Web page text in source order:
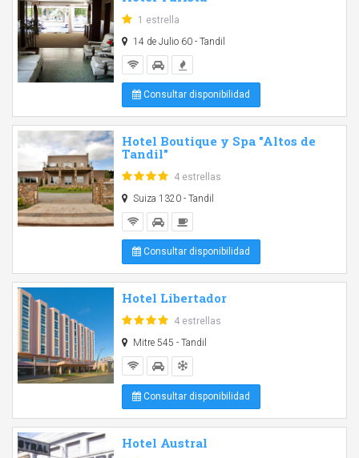
1 estrella
14 de Julio 60 - Tandil
Consultar disponibilidad
Hotel Boutique y Spa "Altos de
Tandil"
4 estrellas
Suiza 1320 - Tandil
Consultar disponibilidad
Hotel Libertador
4 estrellas
Mitre 545 - Tandil
Consultar disponibilidad
Hotel Austral